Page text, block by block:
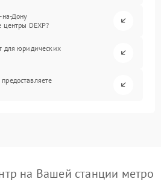
на-Дону
центры DEXP?
для юридических
на Вашей станции метро